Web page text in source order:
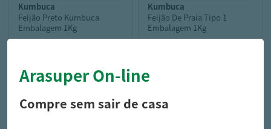
kumbuca
Feijão Preto Kumbuca
Embalagem 1Kg
6,59
kumbuca
Feijão De Praia Tipo 1
Embalagem 1Kg
Arasuper On-line
Compre sem sair de casa